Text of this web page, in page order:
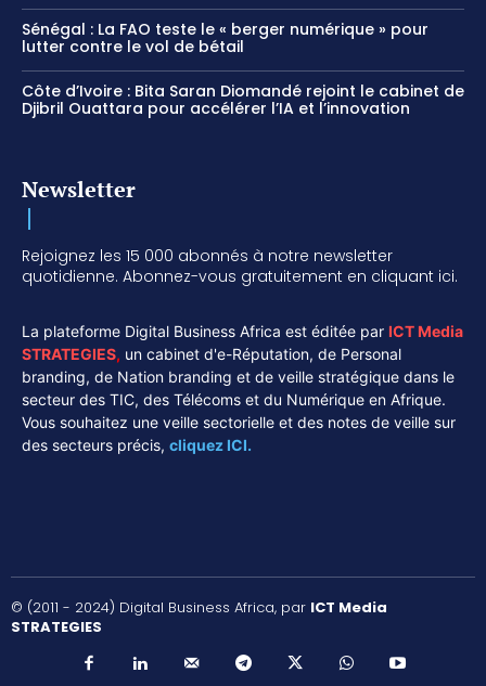
Sénégal : La FAO teste le « berger numérique » pour
lutter contre le vol de bétail
Côte d’Ivoire : Bita Saran Diomandé rejoint le cabinet de
Djibril Ouattara pour accélérer l’IA et l’innovation
Newsletter
Rejoignez les 15 000 abonnés à notre newsletter
quotidienne. Abonnez-vous gratuitement en cliquant ici.
La plateforme Digital Business Africa est éditée par ICT Media
STRATEGIES, un cabinet d'e-Réputation, de Personal
branding, de Nation branding et de veille stratégique dans le
secteur des TIC, des Télécoms et du Numérique en Afrique.
Vous souhaitez une veille sectorielle et des notes de veille sur
des secteurs précis, cliquez ICI.
© (2011 - 2024) Digital Business Africa, par ICT Media
STRATEGIES